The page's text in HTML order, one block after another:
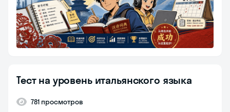
Тест на уровень итальянского языка
781 просмотров